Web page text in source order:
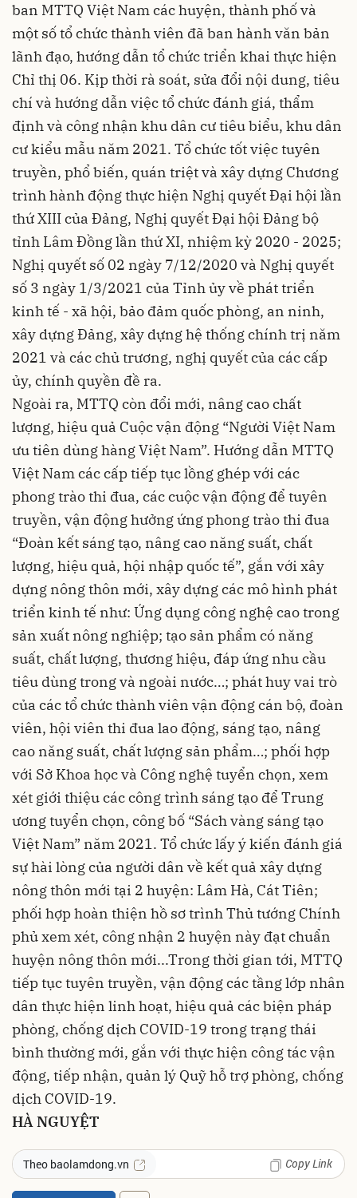
ban MTTQ Việt Nam các huyện, thành phố và
một số tổ chức thành viên đã ban hành văn bản
lãnh đạo, hướng dẫn tổ chức triển khai thực hiện
Chỉ thị 06. Kịp thời rà soát, sửa đổi nội dung, tiêu
chí và hướng dẫn việc tổ chức đánh giá, thẩm
định và công nhận khu dân cư tiêu biểu, khu dân
cư kiểu mẫu năm 2021. Tổ chức tốt việc tuyên
truyền, phổ biến, quán triệt và xây dựng Chương
trình hành động thực hiện Nghị quyết Đại hội lần
thứ XIII của Đảng, Nghị quyết Đại hội Đảng bộ
tỉnh Lâm Đồng lần thứ XI, nhiệm kỳ 2020 - 2025;
Nghị quyết số 02 ngày 7/12/2020 và Nghị quyết
số 3 ngày 1/3/2021 của Tỉnh ủy về phát triển
kinh tế - xã hội, bảo đảm quốc phòng, an ninh,
xây dựng Đảng, xây dựng hệ thống chính trị năm
2021 và các chủ trương, nghị quyết của các cấp
ủy, chính quyền đề ra.
Ngoài ra, MTTQ còn đổi mới, nâng cao chất
lượng, hiệu quả Cuộc vận động “Người Việt Nam
ưu tiên dùng hàng Việt Nam”. Hướng dẫn MTTQ
Việt Nam các cấp tiếp tục lồng ghép với các
phong trào thi đua, các cuộc vận động để tuyên
truyền, vận động hưởng ứng phong trào thi đua
“Đoàn kết sáng tạo, nâng cao năng suất, chất
lượng, hiệu quả, hội nhập quốc tế”, gắn với xây
dựng nông thôn mới, xây dựng các mô hình phát
triển kinh tế như: Ứng dụng công nghệ cao trong
sản xuất nông nghiệp; tạo sản phẩm có năng
suất, chất lượng, thương hiệu, đáp ứng nhu cầu
tiêu dùng trong và ngoài nước…; phát huy vai trò
của các tổ chức thành viên vận động cán bộ, đoàn
viên, hội viên thi đua lao động, sáng tạo, nâng
cao năng suất, chất lượng sản phẩm…; phối hợp
với Sở Khoa học và Công nghệ tuyển chọn, xem
xét giới thiệu các công trình sáng tạo để Trung
ương tuyển chọn, công bố “Sách vàng sáng tạo
Việt Nam” năm 2021. Tổ chức lấy ý kiến đánh giá
sự hài lòng của người dân về kết quả xây dựng
nông thôn mới tại 2 huyện: Lâm Hà, Cát Tiên;
phối hợp hoàn thiện hồ sơ trình Thủ tướng Chính
phủ xem xét, công nhận 2 huyện này đạt chuẩn
huyện nông thôn mới...Trong thời gian tới, MTTQ
tiếp tục tuyên truyền, vận động các tầng lớp nhân
dân thực hiện linh hoạt, hiệu quả các biện pháp
phòng, chống dịch COVID-19 trong trạng thái
bình thường mới, gắn với thực hiện công tác vận
động, tiếp nhận, quản lý Quỹ hỗ trợ phòng, chống
dịch COVID-19.
HÀ NGUYỆT
Theo baolamdong.vn Copy Link